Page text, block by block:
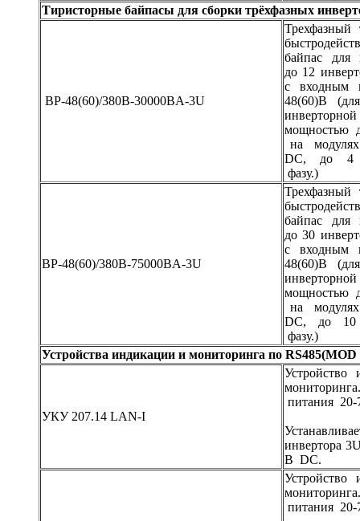
Тиристорные байпасы для сборки трёхфазных
BP-48(60)/380B-30000BA-3U
Трехфазный
байпас для
до 12
с входным
48(60)В
мощностью
на
DC, до 4
фазу.)
BP-48(60)/380B-75000BA-3U
Трехфазный
байпас для
до 30
с входным
48(60)В
мощностью
на
DC, до 10
фазу.)
Устройства индикации и мониторинга по
УКУ 207.14 LAN-I
Устройство
питания
инвертора
В DC.
Устройство
питания